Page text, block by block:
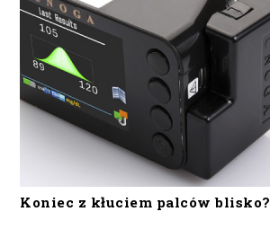
Koniec z kłuciem palców blisko?